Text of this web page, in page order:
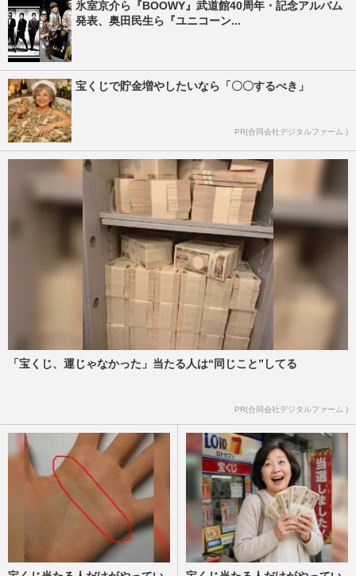
氷室京介ら『BOOWY』武道館40周年・記念アルバム
発表、奥田民生ら『ユニコーン...
宝くじで貯金増やしたいなら「〇〇するべき」
PR(合同会社デジタルファーム )
「宝くじ、運じゃなかった」当たる人は“同じこと”してる
PR(合同会社デジタルファーム )